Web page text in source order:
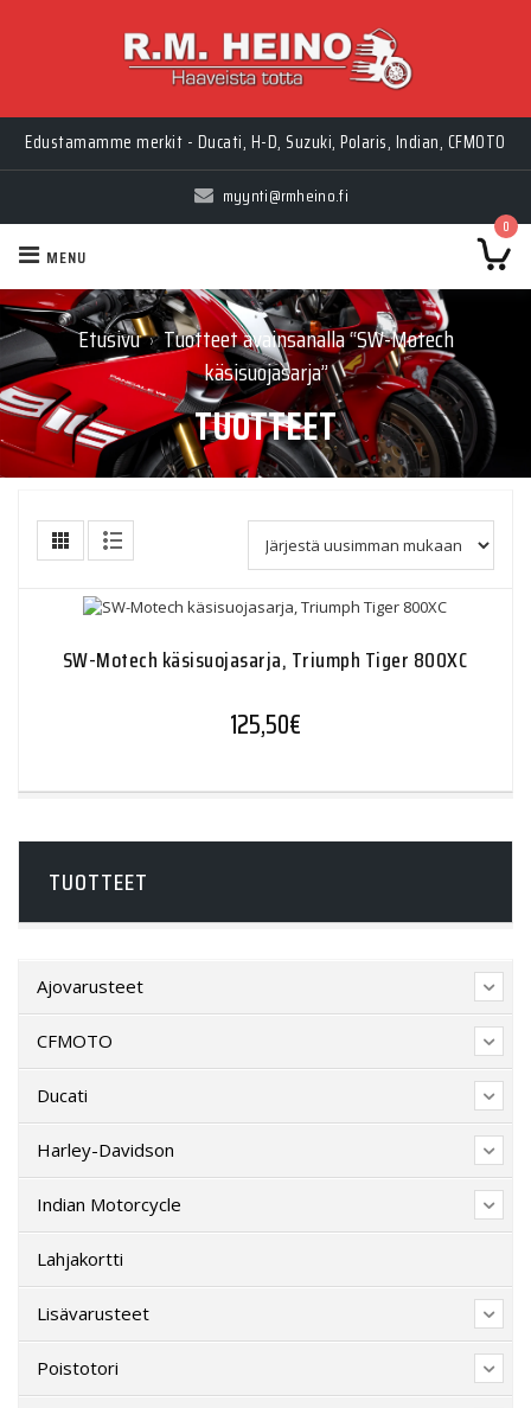
Edustamamme merkit - Ducati, H-D, Suzuki, Polaris, Indian, CFMOTO
myynti@rmheino.fi
0
MENU
Etusivu › Tuotteet avainsanalla “SW-Motech
käsisuojasarja”
TUOTTEET
SW-Motech käsisuojasarja, Triumph Tiger 800XC
125,50€
TUOTTEET
Ajovarusteet
CFMOTO
Ducati
Harley-Davidson
Indian Motorcycle
Lahjakortti
Lisävarusteet
Poistotori